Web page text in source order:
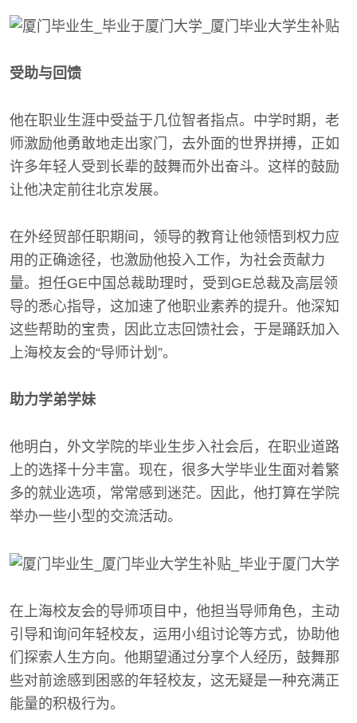
受助与回馈
他在职业生涯中受益于几位智者指点。中学时期，老
师激励他勇敢地走出家门，去外面的世界拼搏，正如
许多年轻人受到长辈的鼓舞而外出奋斗。这样的鼓励
让他决定前往北京发展。
在外经贸部任职期间，领导的教育让他领悟到权力应
用的正确途径，也激励他投入工作，为社会贡献力
量。担任GE中国总裁助理时，受到GE总裁及高层领
导的悉心指导，这加速了他职业素养的提升。他深知
这些帮助的宝贵，因此立志回馈社会，于是踊跃加入
上海校友会的“导师计划”。
助力学弟学妹
他明白，外文学院的毕业生步入社会后，在职业道路
上的选择十分丰富。现在，很多大学毕业生面对着繁
多的就业选项，常常感到迷茫。因此，他打算在学院
举办一些小型的交流活动。
在上海校友会的导师项目中，他担当导师角色，主动
引导和询问年轻校友，运用小组讨论等方式，协助他
们探索人生方向。他期望通过分享个人经历，鼓舞那
些对前途感到困惑的年轻校友，这无疑是一种充满正
能量的积极行为。